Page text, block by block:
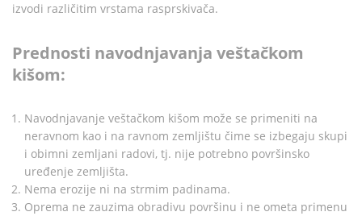
izvodi različitim vrstama rasprskivača.
Prednosti navodnjavanja veštačkom
kišom:
Navodnjavanje veštačkom kišom može se primeniti na
neravnom kao i na ravnom zemljištu čime se izbegaju skupi
i obimni zemljani radovi, tj. nije potrebno površinsko
uređenje zemljišta.
Nema erozije ni na strmim padinama.
Oprema ne zauzima obradivu površinu i ne ometa primenu